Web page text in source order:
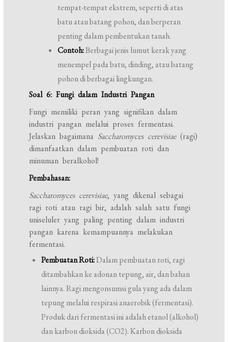
tempat-tempat ekstrem, seperti di atas
batu atau batang pohon, dan berperan
penting dalam pembentukan tanah.
Contoh:Berbagai jenis lumut kerak yang
menempel pada batu, dinding, atau batang
pohon di berbagai lingkungan.
Soal 6: Fungi dalam Industri Pangan
Fungi memiliki peran yang signifikan dalam
industri pangan melalui proses fermentasi.
Jelaskan bagaimana Saccharomyces cerevisiae(ragi)
dimanfaatkan dalam pembuatan roti dan
minuman beralkohol!
Pembahasan:
Saccharomyces cerevisiae, yang dikenal sebagai
ragi roti atau ragi bir, adalah salah satu fungi
uniseluler yang paling penting dalam industri
pangan karena kemampuannya melakukan
fermentasi.
Pembuatan Roti:Dalam pembuatan roti, ragi
ditambahkan ke adonan tepung, air, dan bahan
lainnya. Ragi mengonsumsi gula yang ada dalam
tepung melalui respirasi anaerobik (fermentasi).
Produk dari fermentasi ini adalah etanol (alkohol)
dan karbon dioksida (CO2). Karbon dioksida